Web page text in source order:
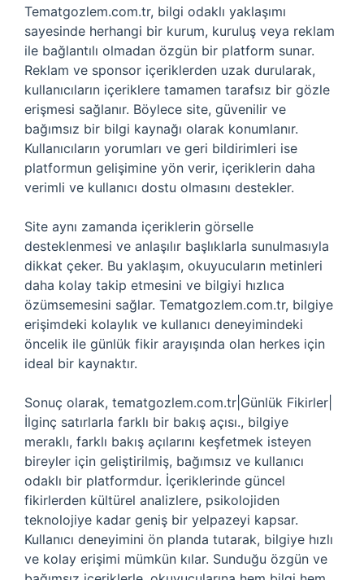
Tematgozlem.com.tr, bilgi odaklı yaklaşımı
sayesinde herhangi bir kurum, kuruluş veya reklam
ile bağlantılı olmadan özgün bir platform sunar.
Reklam ve sponsor içeriklerden uzak durularak,
kullanıcıların içeriklere tamamen tarafsız bir gözle
erişmesi sağlanır. Böylece site, güvenilir ve
bağımsız bir bilgi kaynağı olarak konumlanır.
Kullanıcıların yorumları ve geri bildirimleri ise
platformun gelişimine yön verir, içeriklerin daha
verimli ve kullanıcı dostu olmasını destekler.
Site aynı zamanda içeriklerin görselle
desteklenmesi ve anlaşılır başlıklarla sunulmasıyla
dikkat çeker. Bu yaklaşım, okuyucuların metinleri
daha kolay takip etmesini ve bilgiyi hızlıca
özümsemesini sağlar. Tematgozlem.com.tr, bilgiye
erişimdeki kolaylık ve kullanıcı deneyimindeki
öncelik ile günlük fikir arayışında olan herkes için
ideal bir kaynaktır.
Sonuç olarak, tematgozlem.com.tr|Günlük Fikirler|
İlginç satırlarla farklı bir bakış açısı., bilgiye
meraklı, farklı bakış açılarını keşfetmek isteyen
bireyler için geliştirilmiş, bağımsız ve kullanıcı
odaklı bir platformdur. İçeriklerinde güncel
fikirlerden kültürel analizlere, psikolojiden
teknolojiye kadar geniş bir yelpazeyi kapsar.
Kullanıcı deneyimini ön planda tutarak, bilgiye hızlı
ve kolay erişimi mümkün kılar. Sunduğu özgün ve